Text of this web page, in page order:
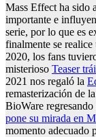
Mass Effect ha sido
importante e
serie, por lo que es
finalmente se
2020, los fans
misterioso Teaser
2021 nos regaló la
remasterización de
BioWare
pone su mirada en
momento adecuado